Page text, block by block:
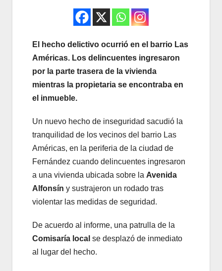
El hecho delictivo ocurrió en el barrio Las
Américas. Los delincuentes ingresaron
por la parte trasera de la vivienda
mientras la propietaria se encontraba en
el inmueble.
Un nuevo hecho de inseguridad sacudió la
tranquilidad de los vecinos del barrio Las
Américas, en la periferia de la ciudad de
Fernández cuando delincuentes ingresaron
a una vivienda ubicada sobre la Avenida
Alfonsín y sustrajeron un rodado tras
violentar las medidas de seguridad.
De acuerdo al informe, una patrulla de la
Comisaría local se desplazó de inmediato
al lugar del hecho.